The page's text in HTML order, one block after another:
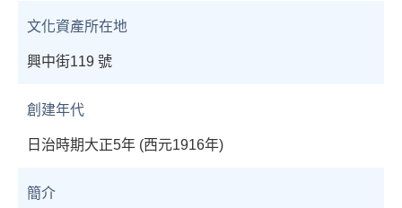
文化資產所在地
興中街119 號
創建年代
日治時期大正5年 (西元1916年)
簡介